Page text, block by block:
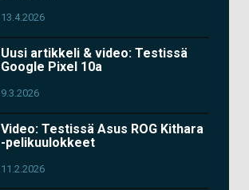
13.4.2026
Uusi artikkeli & video: Testissä
Google Pixel 10a
9.3.2026
Video: Testissä Asus ROG Kithara
-pelikuulokkeet
11.2.2026